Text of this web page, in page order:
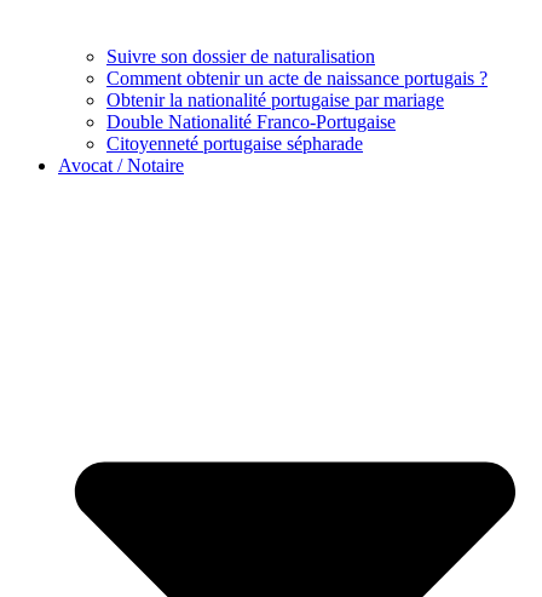
Suivre son dossier de naturalisation
Comment obtenir un acte de naissance portugais ?
Obtenir la nationalité portugaise par mariage
Double Nationalité Franco-Portugaise
Citoyenneté portugaise sépharade
Avocat / Notaire